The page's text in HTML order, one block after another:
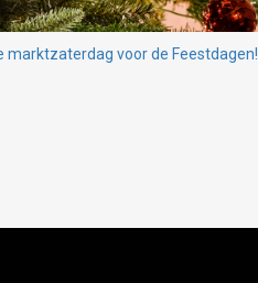
voor de Feestdagen!